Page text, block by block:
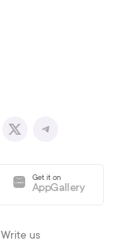
Get it on
AppGallery
Write us